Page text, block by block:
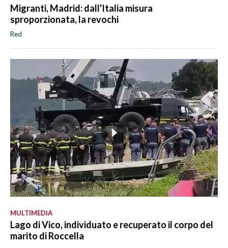
Migranti, Madrid: dall'Italia misura
sproporzionata, la revochi
Red
MULTIMEDIA
Lago di Vico, individuato e recuperato il corpo del
marito di Roccella